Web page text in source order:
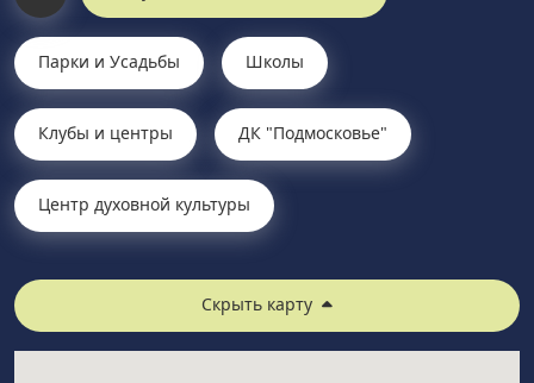
Парки и Усадьбы Школы
Клубы и центры ДК "Подмосковье"
Центр духовной культуры
Скрыть карту